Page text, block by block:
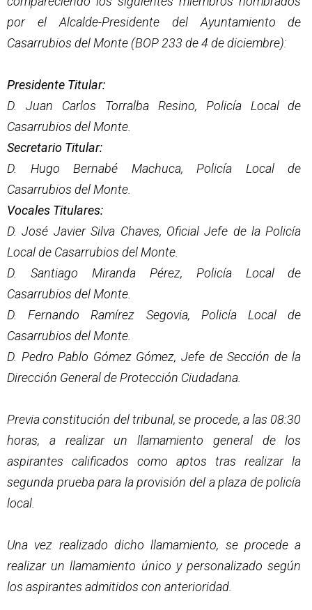
por el Alcalde-Presidente del Ayuntamiento de
Casarrubios del Monte (BOP 233 de 4 de diciembre):
Presidente Titular:
D. Juan Carlos Torralba Resino, Policía Local de
Casarrubios del Monte.
Secretario Titular:
D. Hugo Bernabé Machuca, Policía Local de
Casarrubios del Monte.
Vocales Titulares:
D. José Javier Silva Chaves, Oficial Jefe de la Policía
Local de Casarrubios del Monte.
D. Santiago Miranda Pérez, Policía Local de
Casarrubios del Monte.
D. Fernando Ramírez Segovia, Policía Local de
Casarrubios del Monte.
D. Pedro Pablo Gómez Gómez, Jefe de Sección de la
Dirección General de Protección Ciudadana.
Previa constitución del tribunal, se procede, a las 08:30
horas, a realizar un llamamiento general de los
aspirantes calificados como aptos tras realizar la
segunda prueba para la provisión del a plaza de policía
local.
Una vez realizado dicho llamamiento, se procede a
realizar un llamamiento único y personalizado según
los aspirantes admitidos con anterioridad.